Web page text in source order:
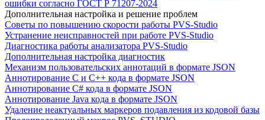
ошибки согласно ГОСТ Р 71207-2024
Дополнительная настройка и решение проблем
Советы по повышению скорости работы PVS-Studio
Устранение неисправностей при работе PVS-Studio
Диагностика работы анализатора PVS-Studio
Дополнительная настройка диагностик
Механизм пользовательских аннотаций в формате JSON
Аннотирование C и C++ кода в формате JSON
Аннотирование C# кода в формате JSON
Аннотирование Java кода в формате JSON
Удаление неактуальных маркеров подавления из кодовой базы